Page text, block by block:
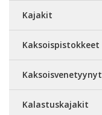
Kajakit
Kaksoispistokkeet
Kaksoisvenetyynyt
Kalastuskajakit